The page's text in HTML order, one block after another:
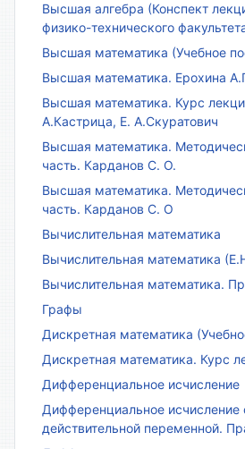
Высшая алгебра (Конспект
физико-технического
Высшая математика (Учебное
Высшая математика. Ерохина
Высшая математика. Курс
А.Кастрица, Е. А.Скуратович
Высшая математика.
часть. Карданов С. О.
Высшая математика.
часть. Карданов С. О
Вычислительная математика
Вычислительная математика
Вычислительная математика.
Графы
Дискретная математика
Дискретная математика. Курс
Дифференциальное исчисление
Дифференциальное исчисление
действительной переменной.